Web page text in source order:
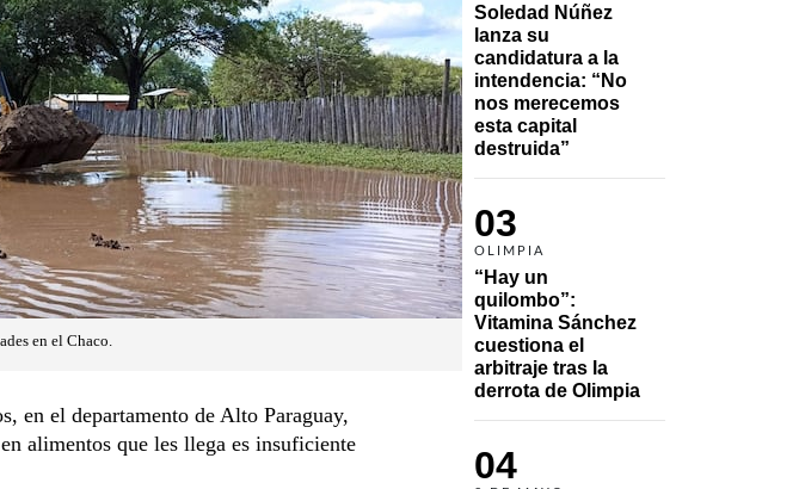
Soledad Núñez
lanza su
candidatura a la
intendencia: “No
nos merecemos
esta capital
destruida”
03
OLIMPIA
“Hay un
quilombo”:
Vitamina Sánchez
cuestiona el
arbitraje tras la
derrota de Olimpia
04
en el Chaco.
en el departamento de Alto Paraguay,
alimentos que les llega es insuficiente